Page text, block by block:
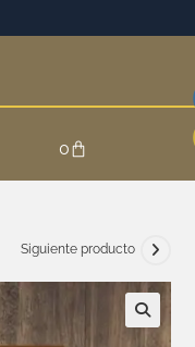
0
Siguiente producto